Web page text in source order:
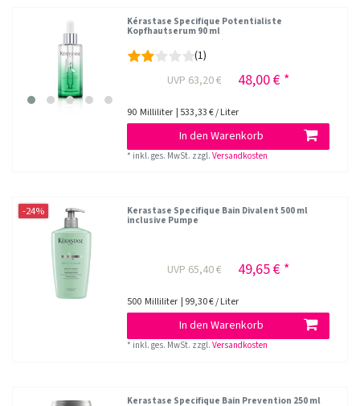
Kérastase Specifique Potentialiste
Kopfhautserum 90 ml
(1)
UVP 63,20 €
48,00 € *
90 Milliliter | 533,33 € / Liter
In den Warenkorb
* inkl. ges. MwSt. zzgl.Versandkosten
-24%
Kerastase Specifique Bain Divalent 500 ml
inclusive Pumpe
UVP 65,40 € 49,65 € *
500 Milliliter | 99,30 € / Liter
In den Warenkorb
* inkl. ges. MwSt. zzgl.Versandkosten
Kerastase Specifique Bain Prevention 250 ml